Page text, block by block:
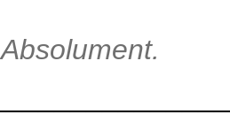
Absolument.